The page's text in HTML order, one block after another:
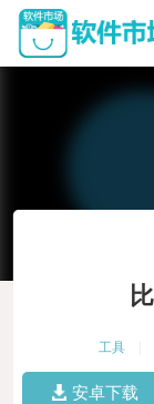
工具
安卓下载